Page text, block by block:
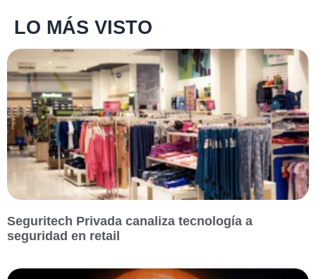
LO MÁS VISTO
Seguritech Privada canaliza tecnología a
seguridad en retail